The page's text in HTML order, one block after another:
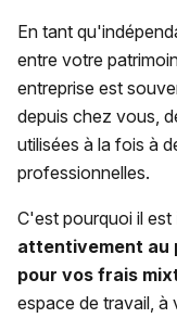
En tant
entre votre
entreprise est
depuis chez vous,
utilisées à la fois à
professionnelles.
C'est pourquoi il est
attentivement au
pour vos frais
espace de travail, à